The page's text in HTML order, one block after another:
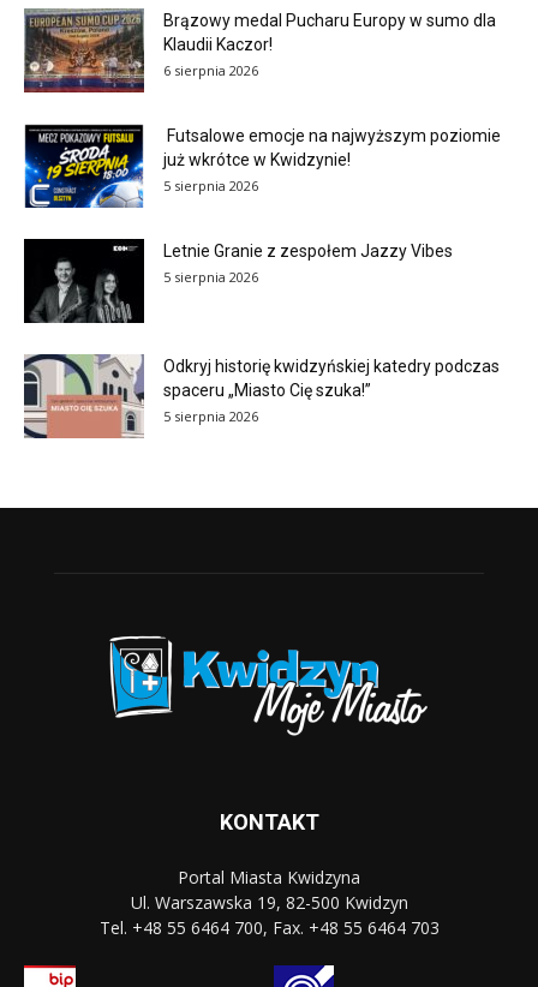
Brązowy medal Pucharu Europy w sumo dla
Klaudii Kaczor!
6 sierpnia 2026
Futsalowe emocje na najwyższym poziomie
już wkrótce w Kwidzynie!
5 sierpnia 2026
Letnie Granie z zespołem Jazzy Vibes
5 sierpnia 2026
Odkryj historię kwidzyńskiej katedry podczas
spaceru „Miasto Cię szuka!”
5 sierpnia 2026
KONTAKT
Portal Miasta Kwidzyna
Ul. Warszawska 19, 82-500 Kwidzyn
Tel. +48 55 6464 700, Fax. +48 55 6464 703